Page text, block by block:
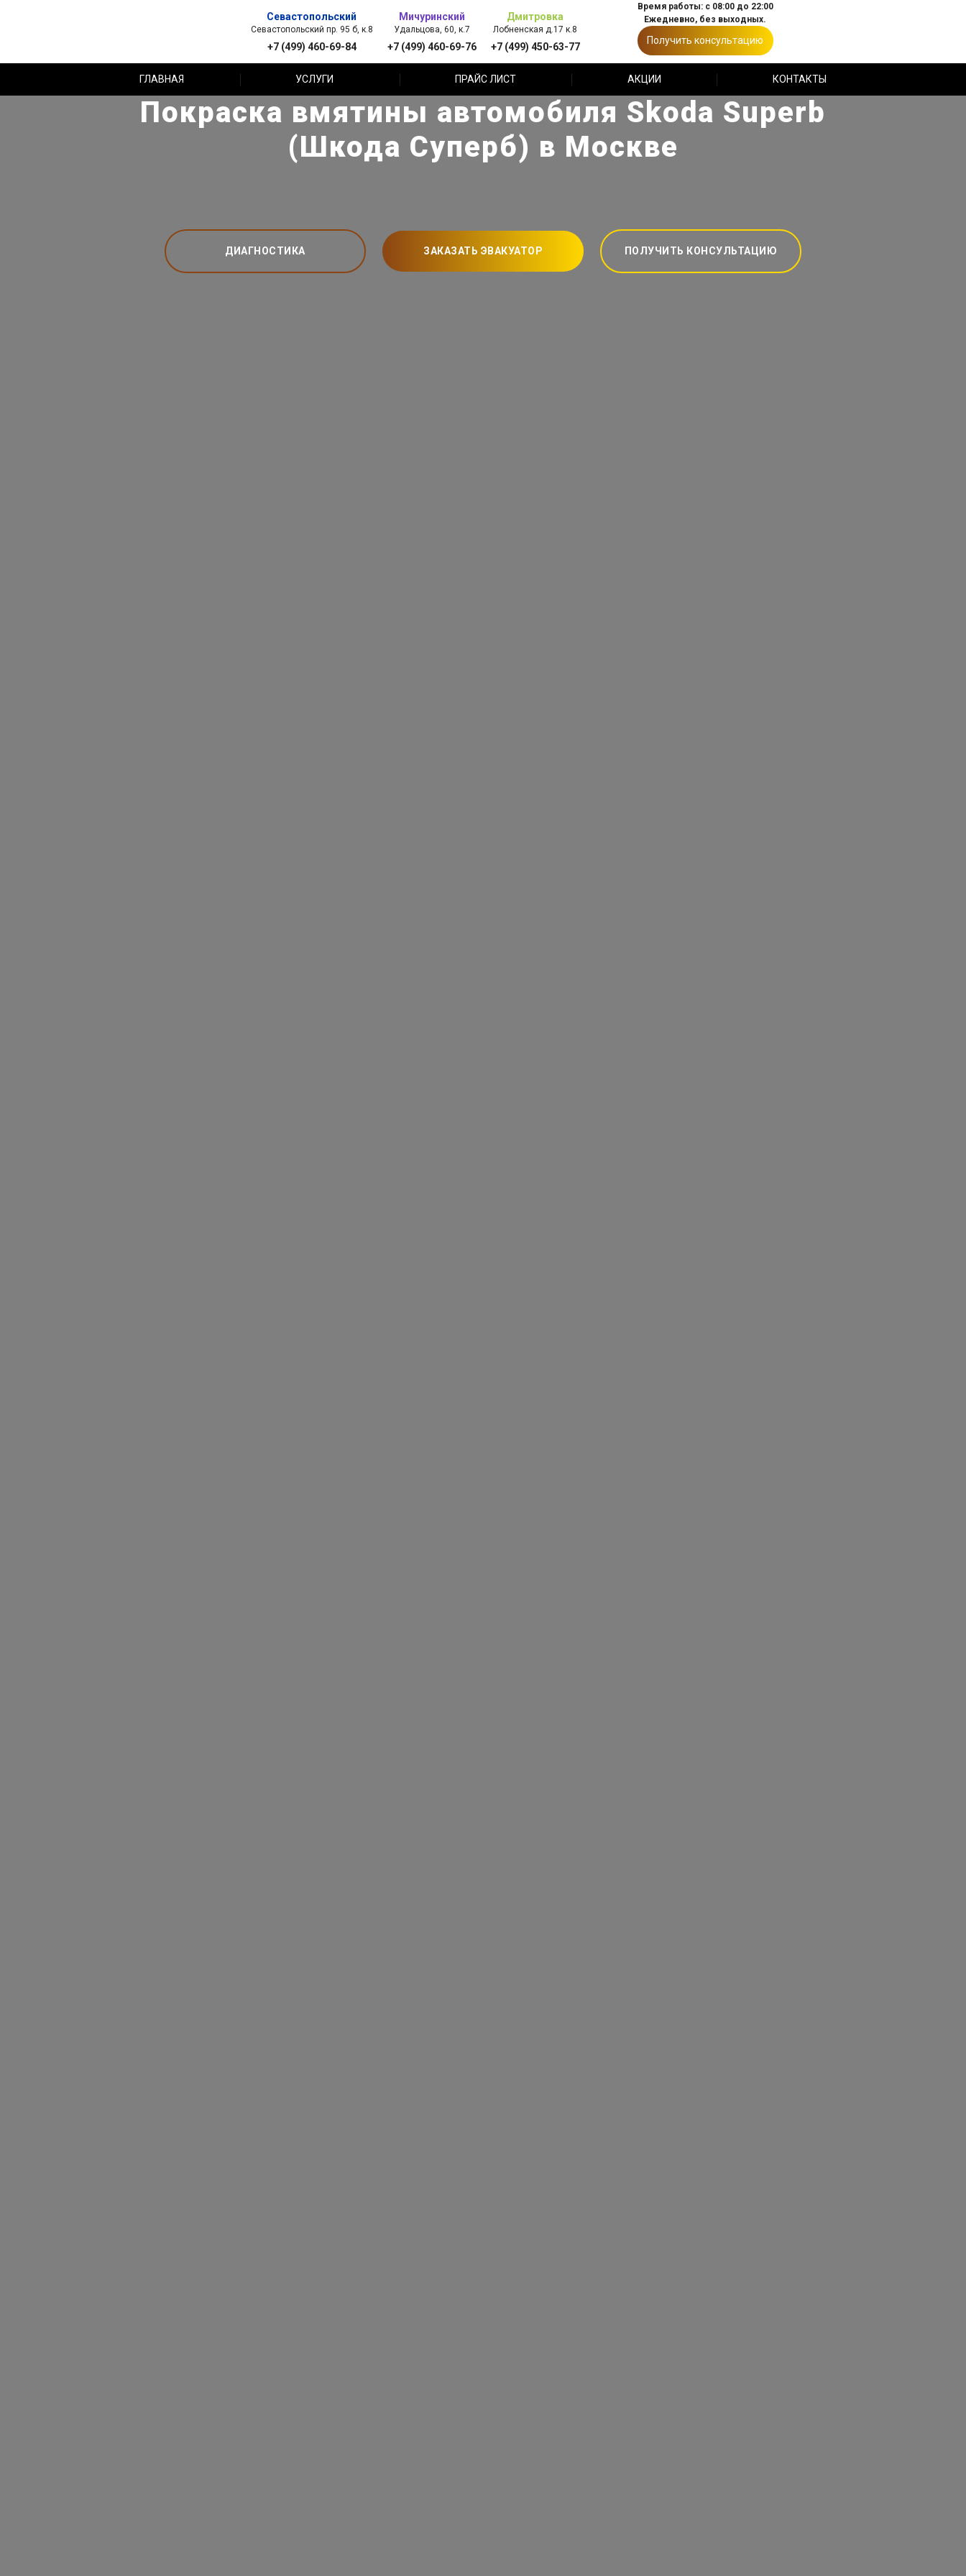
Севастопольский
Севастопольский пр. 95 б, к.8
+7 (499) 460-69-84
Мичуринский
Удальцова, 60, к.7
+7 (499) 460-69-76
Дмитровка
Лобненская д.17 к.8
+7 (499) 450-63-77
Время работы: с 08:00 до 22:00
Ежедневно, без выходных.
Получить консультацию
ГЛАВНАЯ УСЛУГИ ПРАЙС ЛИСТ АКЦИИ КОНТАКТЫ
Покраска вмятины автомобиля Skoda Superb
(Шкода Суперб) в Москве
ДИАГНОСТИКА ЗАКАЗАТЬ ЭВАКУАТОР ПОЛУЧИТЬ КОНСУЛЬТАЦИЮ